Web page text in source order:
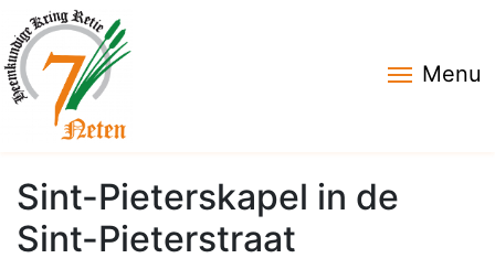
Menu
Sint-Pieterskapel in de
Sint-Pieterstraat